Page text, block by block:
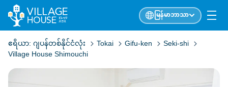
မြန်မာဘာသာ
ဧရိယာ:ဂျပန်တစ်နိုင်ငံလုံး Tokai Gifu-ken Seki-shi
Village House Shimouchi